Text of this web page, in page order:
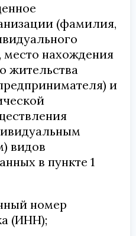
(фамилия,
нахождения
жительства
и
видов
в пункте 1
номер
(ИНН);